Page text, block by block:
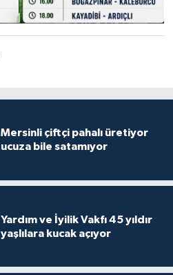
Mersinli çiftçi pahalı üretiyor
ucuza bile satamıyor
Yardım ve İyilik Vakfı 45 yıldır
yaşlılara kucak açıyor